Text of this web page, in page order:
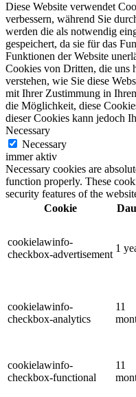
Diese Website verwendet
verbessern, während Sie
werden die als notwendig
gespeichert, da sie für das
Funktionen der Website
Cookies von Dritten, die uns
verstehen, wie Sie diese
mit Ihrer Zustimmung in
die Möglichkeit, diese
dieser Cookies kann jedoch
Necessary
Necessary
immer aktiv
Necessary cookies are
function properly. These
security features of the
Cookie
cookielawinfo-
checkbox-advertisement
1
cookielawinfo-
checkbox-analytics
11
cookielawinfo-
checkbox-functional
11